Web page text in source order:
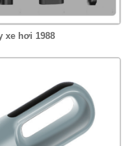
xe hơi 1988